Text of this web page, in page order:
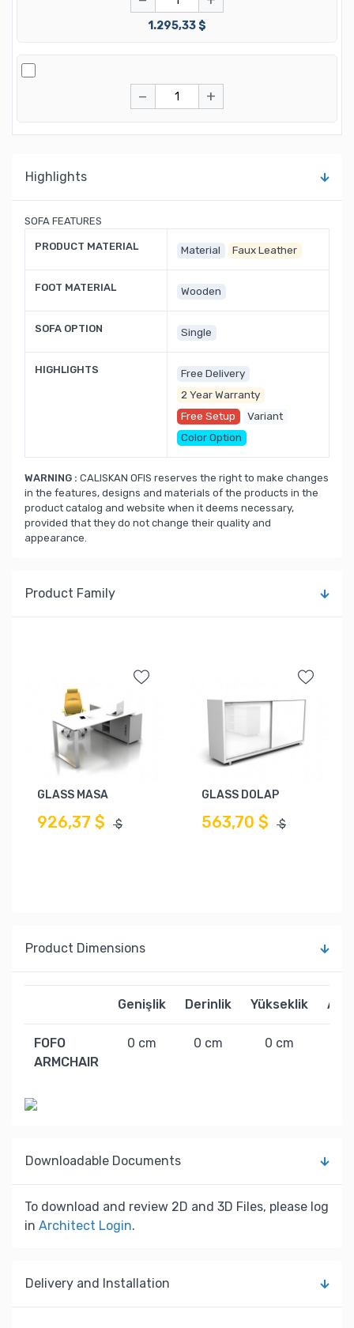
1.295,33 $
− +
Highlights
SOFA FEATURES
PRODUCT MATERIAL Material Faux Leather
FOOT MATERIAL Wooden
SOFA OPTION Single
HIGHLIGHTS
Free Delivery
2 Year Warranty
Free Setup
Variant
Color Option
WARNING : CALISKAN OFIS reserves the right to make changes
in the features, designs and materials of the products in the
product catalog and website when it deems necessary,
provided that they do not change their quality and
appearance.
Product Family
GLASS MASA
926,37 $ $
GLASS DOLAP
563,70 $ $
Product Dimensions
Genişlik Derinlik Yükseklik
FOFO
ARMCHAIR
0 cm 0 cm 0 cm
Downloadable Documents
To download and review 2D and 3D Files, please log
in Architect Login.
Delivery and Installation